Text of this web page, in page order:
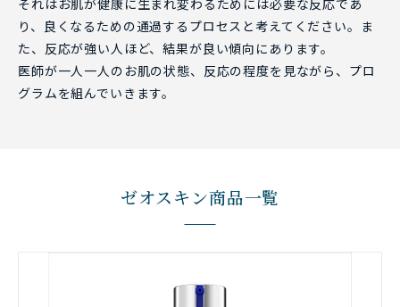
それはお肌が健康に生まれ変わるためには必要な反応であ
り、良くなるための通過するプロセスと考えてください。ま
た、反応が強い人ほど、結果が良い傾向にあります。
医師が一人一人のお肌の状態、反応の程度を見ながら、プロ
グラムを組んでいきます。
ゼオスキン商品一覧